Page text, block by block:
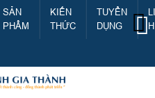
SẢN
PHẨM
KIẾN
THỨC
TUYỂN
DỤNG